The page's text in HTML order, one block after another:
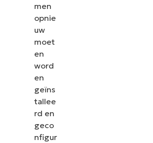
men
opnie
uw
moet
en
word
en
geïns
tallee
rd en
geco
nfigur